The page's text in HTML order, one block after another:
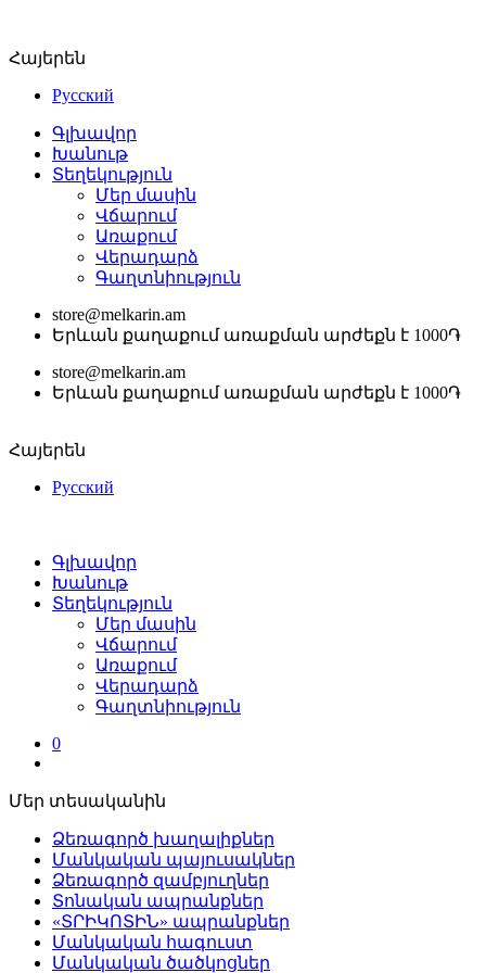
Հայերեն
Русский
Գլխավոր
Խանութ
Տեղեկություն
Մեր մասին
Վճարում
Առաքում
Վերադարձ
Գաղտնիություն
store@melkarin.am
Երևան քաղաքում առաքման արժեքն է 1000֏
store@melkarin.am
Երևան քաղաքում առաքման արժեքն է 1000֏
Հայերեն
Русский
Գլխավոր
Խանութ
Տեղեկություն
Մեր մասին
Վճարում
Առաքում
Վերադարձ
Գաղտնիություն
0
Մեր տեսականին
Ձեռագործ խաղալիքներ
Մանկական պայուսակներ
Ձեռագործ զամբյուղներ
Տոնական ապրանքներ
«ՏՐԻԿՈՏԻՆ» ապրանքներ
Մանկական հագուստ
Մանկական ծածկոցներ